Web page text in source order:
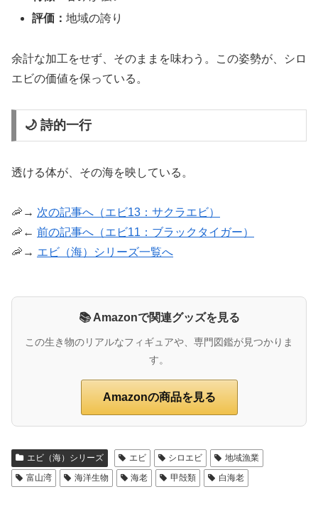
評価：地域の誇り
余計な加工をせず、そのままを味わう。この姿勢が、シロ
エビの価値を保っている。
🌙 詩的一行
透ける体が、その海を映している。
🦐→ 次の記事へ（エビ13：サクラエビ）
🦐← 前の記事へ（エビ11：ブラックタイガー）
🦐→ エビ（海）シリーズ一覧へ
📚 Amazonで関連グッズを見る
この生き物のリアルなフィギュアや、専門図鑑が見つかりま
す。
Amazonの商品を見る
エビ（海）シリーズ エビ シロエビ
地域漁業
富山湾
海洋生物 海老 甲殻類 白海老